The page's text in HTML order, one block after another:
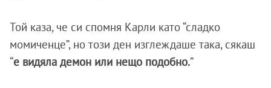
Той каза, че си спомня Карли като “сладко
момиченце”, но този ден изглеждаше така, сякаш
“е видяла демон или нещо подобно.”